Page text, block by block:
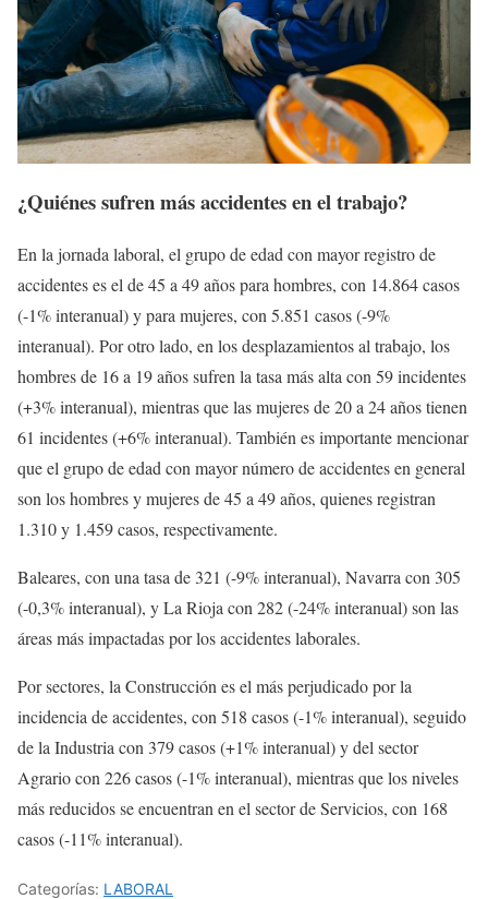
¿Quiénes sufren más accidentes en el trabajo?
En la jornada laboral, el grupo de edad con mayor registro de
accidentes es el de 45 a 49 años para hombres, con 14.864 casos
(-1% interanual) y para mujeres, con 5.851 casos (-9%
interanual). Por otro lado, en los desplazamientos al trabajo, los
hombres de 16 a 19 años sufren la tasa más alta con 59 incidentes
(+3% interanual), mientras que las mujeres de 20 a 24 años tienen
61 incidentes (+6% interanual). También es importante mencionar
que el grupo de edad con mayor número de accidentes en general
son los hombres y mujeres de 45 a 49 años, quienes registran
1.310 y 1.459 casos, respectivamente.
Baleares, con una tasa de 321 (-9% interanual), Navarra con 305
(-0,3% interanual), y La Rioja con 282 (-24% interanual) son las
áreas más impactadas por los accidentes laborales.
Por sectores, la Construcción es el más perjudicado por la
incidencia de accidentes, con 518 casos (-1% interanual), seguido
de la Industria con 379 casos (+1% interanual) y del sector
Agrario con 226 casos (-1% interanual), mientras que los niveles
más reducidos se encuentran en el sector de Servicios, con 168
casos (-11% interanual).
Categorías: LABORAL